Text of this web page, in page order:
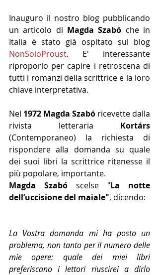
Inauguro il nostro blog pubblicando
un articolo di Magda Szabó che in
NonSoloProust. E' interessante
riproporlo per capire i retroscena di
tutti i romanzi della scrittrice e la loro
chiave interpretativa.
Nel 1972 Magda Szabó ricevette dalla
rivista letteraria Kortárs
(Contemporaneo) la richiesta di
rispondere alla domanda su quale
dei suoi libri la scrittrice ritenesse il
più popolare, importante.
Magda Szabó scelse "La notte
dell’uccisione del maiale", dicendo:
La Vostra domanda mi ha posto un
problema, non tanto per il numero delle
mie opere: quale dei miei libri
preferiscano i lettori riuscirei a dirlo